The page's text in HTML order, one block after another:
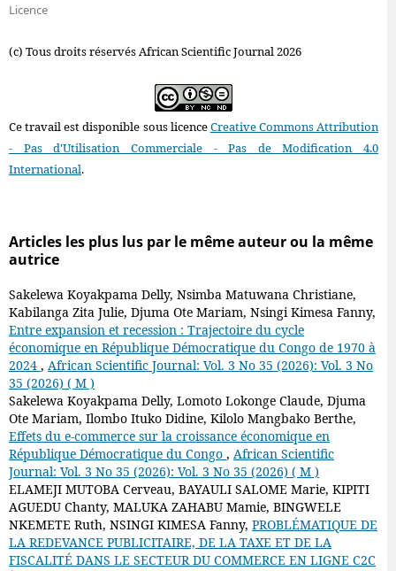
Licence
(c) Tous droits réservés African Scientific Journal 2026
Ce travail est disponible sous licenceCreative Commons Attribution
- Pas d'Utilisation Commerciale - Pas de Modification 4.0
International.
Articles les plus lus par le même auteur ou la même
autrice
Sakelewa Koyakpama Delly, Nsimba Matuwana Christiane,
Kabilanga Zita Julie, Djuma Ote Mariam, Nsingi Kimesa Fanny,
Entre expansion et recession : Trajectoire du cycle
économique en République Démocratique du Congo de 1970 à
2024 , African Scientific Journal: Vol. 3 No 35 (2026): Vol. 3 No
35 (2026) ( M )
Sakelewa Koyakpama Delly, Lomoto Lokonge Claude, Djuma
Ote Mariam, Ilombo Ituko Didine, Kilolo Mangbako Berthe,
Effets du e-commerce sur la croissance économique en
République Démocratique du Congo , African Scientific
Journal: Vol. 3 No 35 (2026): Vol. 3 No 35 (2026) ( M )
ELAMEJI MUTOBA Cerveau, BAYAULI SALOME Marie, KIPITI
AGUEDU Chanty, MALUKA ZAHABU Mamie, BINGWELE
NKEMETE Ruth, NSINGI KIMESA Fanny, PROBLÉMATIQUE DE
LA REDEVANCE PUBLICITAIRE, DE LA TAXE ET DE LA
FISCALITÉ DANS LE SECTEUR DU COMMERCE EN LIGNE C2C